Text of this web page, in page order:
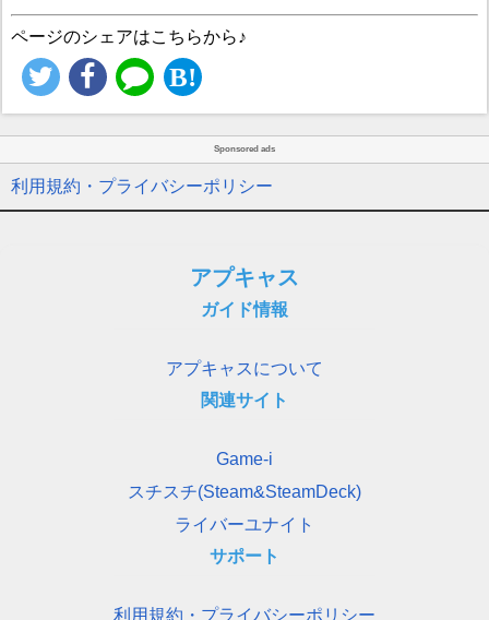
ページのシェアはこちらから♪
Sponsored ads
利用規約・プライバシーポリシー
アプキャス
ガイド情報
アプキャスについて
関連サイト
Game-i
スチスチ(Steam&SteamDeck)
ライバーユナイト
サポート
利用規約・プライバシーポリシー